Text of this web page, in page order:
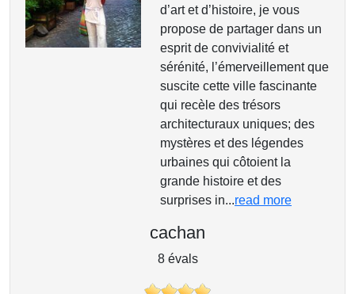
d’art et d’histoire, je vous
propose de partager dans un
esprit de convivialité et
sérénité, l’émerveillement que
suscite cette ville fascinante
qui recèle des trésors
architecturaux uniques; des
mystères et des légendes
urbaines qui côtoient la
grande histoire et des
surprises in...read more
cachan
8 évals